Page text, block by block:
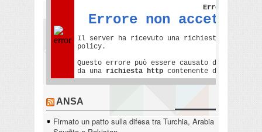
ANSA
Firmato un patto sulla difesa tra Turchia, Arabia